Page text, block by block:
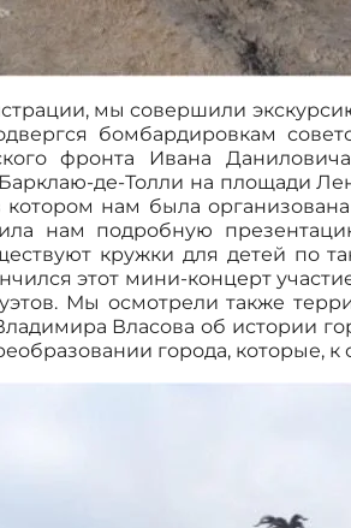
мы совершили
бомбардировкам
фронта Ивана
де-Толли на площади
нам была
нам подробную
кружки для детей по
этот мини-концерт
Мы осмотрели также
Власова об истории
города, которые,